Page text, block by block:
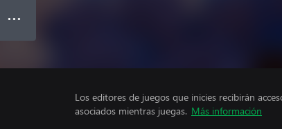
● ● ●
Los editores de juegos que inicies recibirán
asociados mientras juegas. Más información